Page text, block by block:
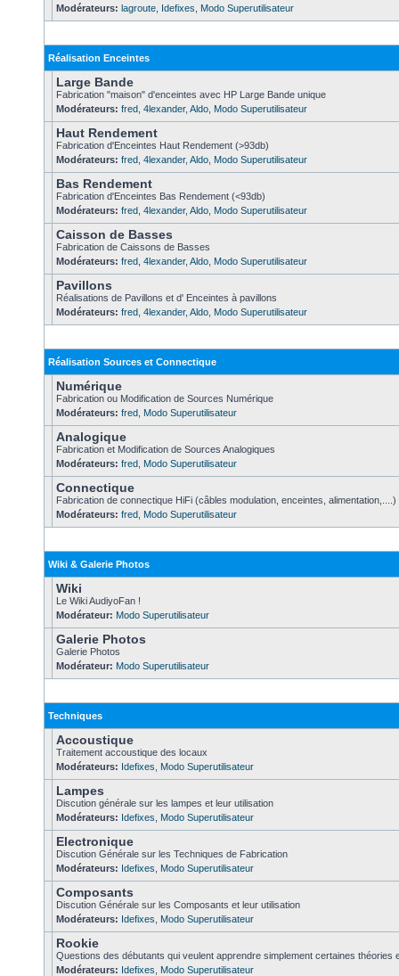
Modérateurs: lagroute Idefixes Modo Superutilisateur
Réalisation Enceintes
Large Bande
Fabrication "maison" d'enceintes avec HP Large Bande unique
Modérateurs: fred 4lexander, Aldo Modo Superutilisateur
Haut Rendement
Fabrication d'Enceintes Haut Rendement (>93db)
Modérateurs: fred 4lexander, Aldo Modo Superutilisateur
Bas Rendement
Fabrication d'Enceintes Bas Rendement (<93db)
Modérateurs: fred 4lexander, Aldo Modo Superutilisateur
Caisson de Basses
Fabrication de Caissons de Basses
Modérateurs: fred 4lexander, Aldo Modo Superutilisateur
Pavillons
Réalisations de Pavillons et d' Enceintes à pavillons
Modérateurs: fred 4lexander, Aldo Modo Superutilisateur
Réalisation Sources et Connectique
Numérique
Fabrication ou Modification de Sources Numérique
Modérateurs: fred Modo Superutilisateur
Analogique
Fabrication et Modification de Sources Analogiques
Modérateurs: fred Modo Superutilisateur
Connectique
Fabrication de connectique HiFi (câbles modulation, enceintes, alimentation,....)
Modérateurs: fred Modo Superutilisateur
Wiki & Galerie Photos
Wiki
Le Wiki AudiyoFan !
Modérateur: Modo Superutilisateur
Galerie Photos
Galerie Photos
Modérateur: Modo Superutilisateur
Techniques
Accoustique
Traitement accoustique des locaux
Modérateurs: Idefixes Modo Superutilisateur
Lampes
Discution générale sur les lampes et leur utilisation
Modérateurs: Idefixes Modo Superutilisateur
Electronique
Discution Générale sur les Techniques de Fabrication
Modérateurs: Idefixes Modo Superutilisateur
Composants
Discution Générale sur les Composants et leur utilisation
Modérateurs: Idefixes Modo Superutilisateur
Rookie
Questions des débutants qui veulent apprendre simplement certaines théories
Modérateurs: Idefixes Modo Superutilisateur